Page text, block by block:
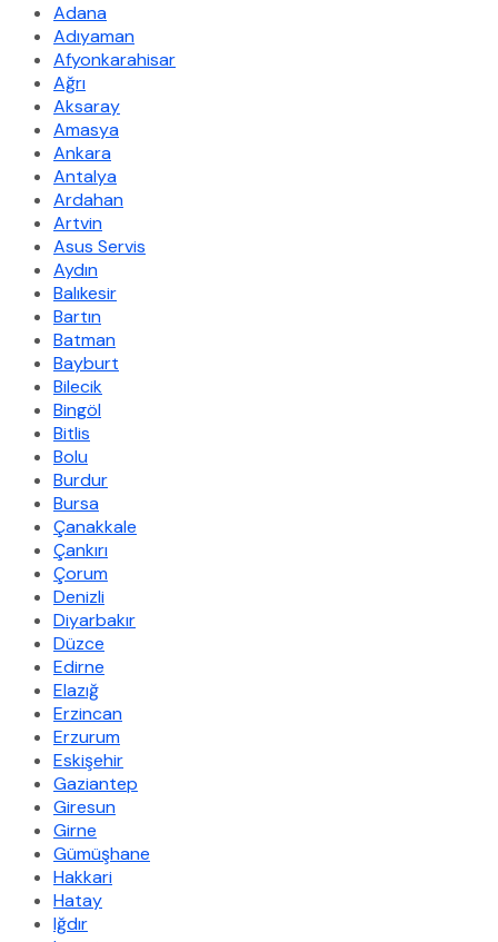
Adana
Adıyaman
Afyonkarahisar
Ağrı
Aksaray
Amasya
Ankara
Antalya
Ardahan
Artvin
Asus Servis
Aydın
Balıkesir
Bartın
Batman
Bayburt
Bilecik
Bingöl
Bitlis
Bolu
Burdur
Bursa
Çanakkale
Çankırı
Çorum
Denizli
Diyarbakır
Düzce
Edirne
Elazığ
Erzincan
Erzurum
Eskişehir
Gaziantep
Giresun
Girne
Gümüşhane
Hakkari
Hatay
Iğdır